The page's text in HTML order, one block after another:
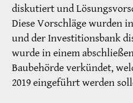
diskutiert und
Diese Vorschläge wurden
und der Investitionsbank
wurde in einem
Baubehörde verkündet,
2019 eingeführt werden